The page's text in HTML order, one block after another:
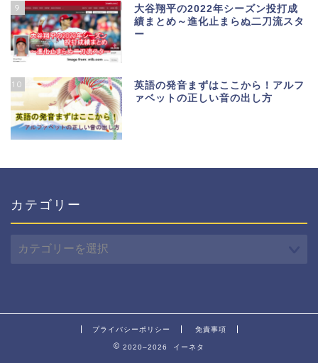
9
大谷翔平の2022年シーズン投打成
績まとめ～進化止まらぬ二刀流スタ
ー
10
英語の発音まずはここから！アルフ
ァベットの正しい音の出し方
カテゴリー
テ
プライバシーポリシー 免責事項
2020–2026 イーネタ